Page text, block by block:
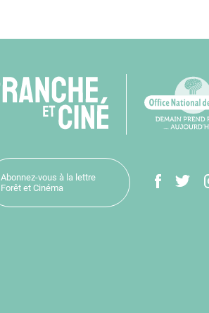
Abonnez-vous à la lettre
Forêt et Cinéma